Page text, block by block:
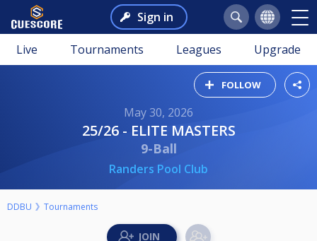
Sign in
Live Tournaments Leagues Upgrade
FOLLOW
May 30, 2026
25/26 - ELITE MASTERS
9-Ball
Randers Pool Club
DDBU Tournaments